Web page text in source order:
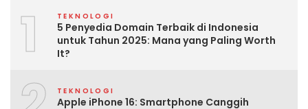
1 TEKNOLOGI
5 Penyedia Domain Terbaik di Indonesia
untuk Tahun 2025: Mana yang Paling Worth
It?
TEKNOLOGI
Apple iPhone 16: Smartphone Canggih